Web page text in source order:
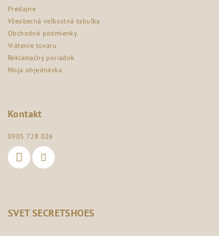
Predajne
Všeobecná veľkostná tabuľka
Obchodné podmienky
Vrátenie tovaru
Reklamačný poriadok
Moja objednávka
Kontakt
0905 728 026
SVET SECRETSHOES